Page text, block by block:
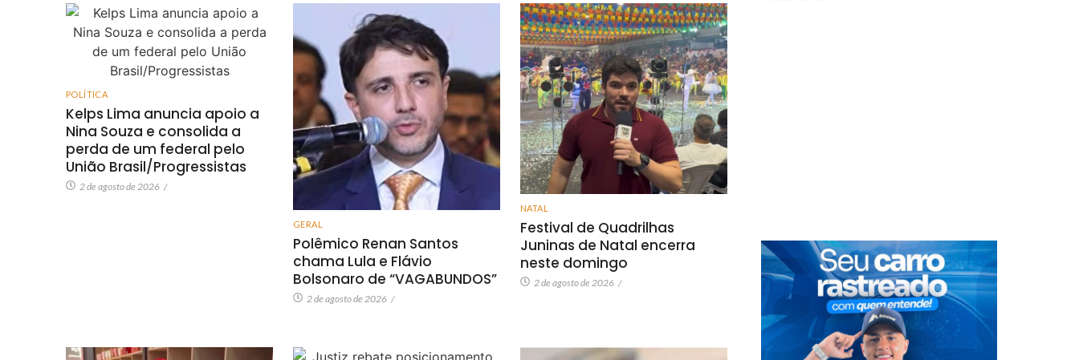
POLÍTICA
Kelps Lima anuncia apoio a
Nina Souza e consolida a
perda de um federal pelo
União Brasil/Progressistas
2 de agosto de 2026 /
GERAL
Polêmico Renan Santos
chama Lula e Flávio
Bolsonaro de “VAGABUNDOS”
2 de agosto de 2026 /
NATAL
Festival de Quadrilhas
Juninas de Natal encerra
neste domingo
2 de agosto de 2026 /